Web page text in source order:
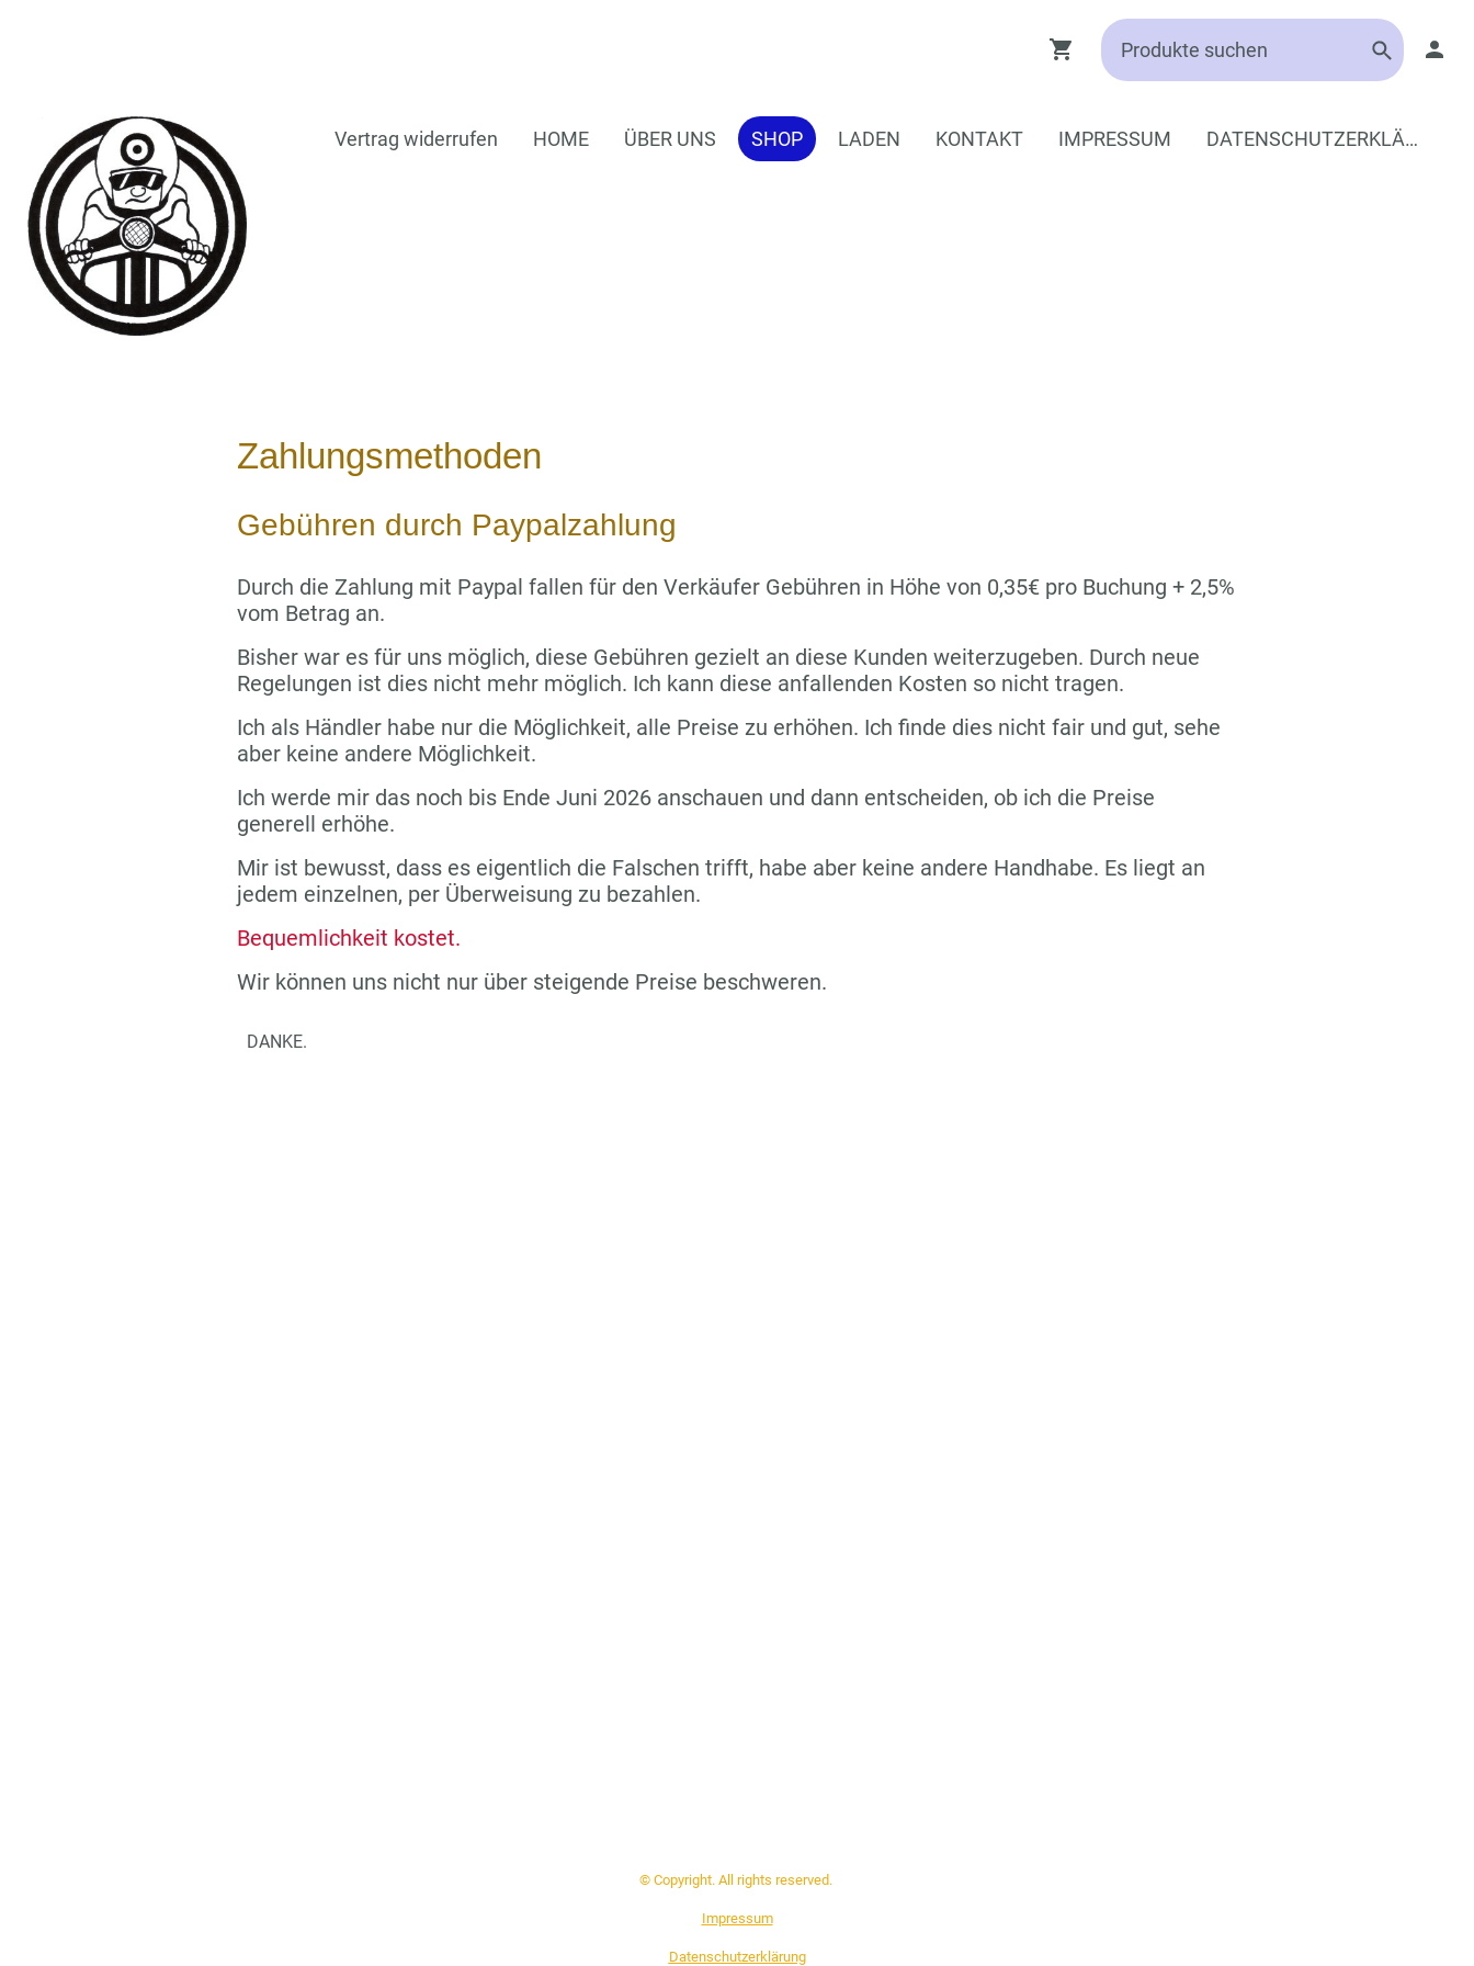
Vertrag widerrufen HOME ÜBER UNS SHOP LADEN KONTAKT IMPRESSUM DATENSCHUTZERKLÄRUNG
Zahlungsmethoden
Gebühren durch Paypalzahlung
Durch die Zahlung mit Paypal fallen für den Verkäufer Gebühren in Höhe von 0,35€ pro Buchung + 2,5%
vom Betrag an.
Bisher war es für uns möglich, diese Gebühren gezielt an diese Kunden weiterzugeben. Durch neue
Regelungen ist dies nicht mehr möglich. Ich kann diese anfallenden Kosten so nicht tragen.
Ich als Händler habe nur die Möglichkeit, alle Preise zu erhöhen. Ich finde dies nicht fair und gut, sehe
aber keine andere Möglichkeit.
Ich werde mir das noch bis Ende Juni 2026 anschauen und dann entscheiden, ob ich die Preise
generell erhöhe.
Mir ist bewusst, dass es eigentlich die Falschen trifft, habe aber keine andere Handhabe. Es liegt an
jedem einzelnen, per Überweisung zu bezahlen.
Bequemlichkeit kostet.
Wir können uns nicht nur über steigende Preise beschweren.
DANKE.
© Copyright. All rights reserved.
Impressum
Datenschutzerklärung